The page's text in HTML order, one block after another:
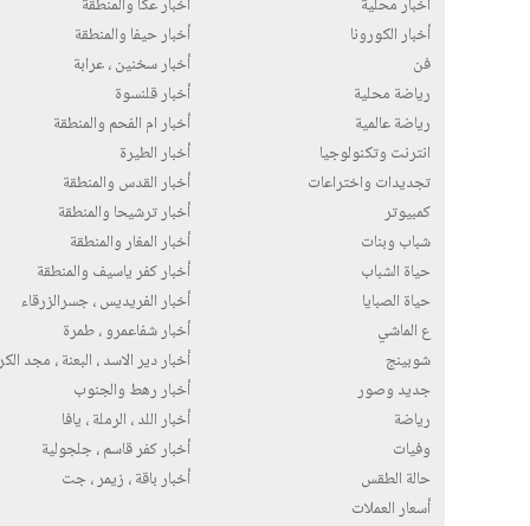
أخبار الكورونا
فن
رياضة محلية
رياضة عالمية
انترنت وتكنولوجيا
تجديدات واختراعات
كمبيوتر
شباب وبنات
حياة الشباب
حياة الصبايا
ع الماشي
شوبينج
جديد وصور
رياضة
وفيات
حالة الطقس
أسعار العملات
أخبار حيفا والمنطقة
أخبار سخنين ، عرابة
أخبار قلنسوة
أخبار ام الفحم والمنطقة
أخبار الطيرة
أخبار القدس والمنطقة
أخبار ترشيحا والمنطقة
أخبار المغار والمنطقة
أخبار كفر ياسيف والمنطقة
أخبار الفريديس ، جسرالزرقاء
أخبار شفاعمرو ، طمرة
أخبار دير الاسد ، البعنة ، مجد
أخبار رهط والجنوب
أخبار اللد ، الرملة ، يافا
أخبار كفر قاسم ، جلجولية
أخبار باقة ، زيمر ، جت